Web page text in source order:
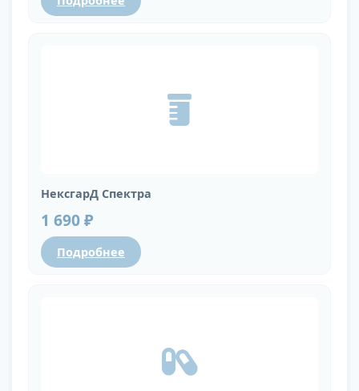
НексгарД Спектра
1 690 ₽
Подробнее